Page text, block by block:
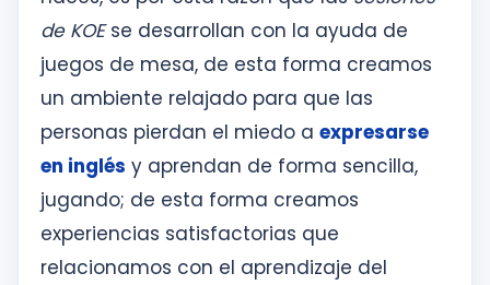
de KOEse desarrollan con la ayuda de
juegos de mesa, de esta forma creamos
un ambiente relajado para que las
personas pierdan el miedo a expresarse
en inglés y aprendan de forma sencilla,
jugando; de esta forma creamos
experiencias satisfactorias que
relacionamos con el aprendizaje del